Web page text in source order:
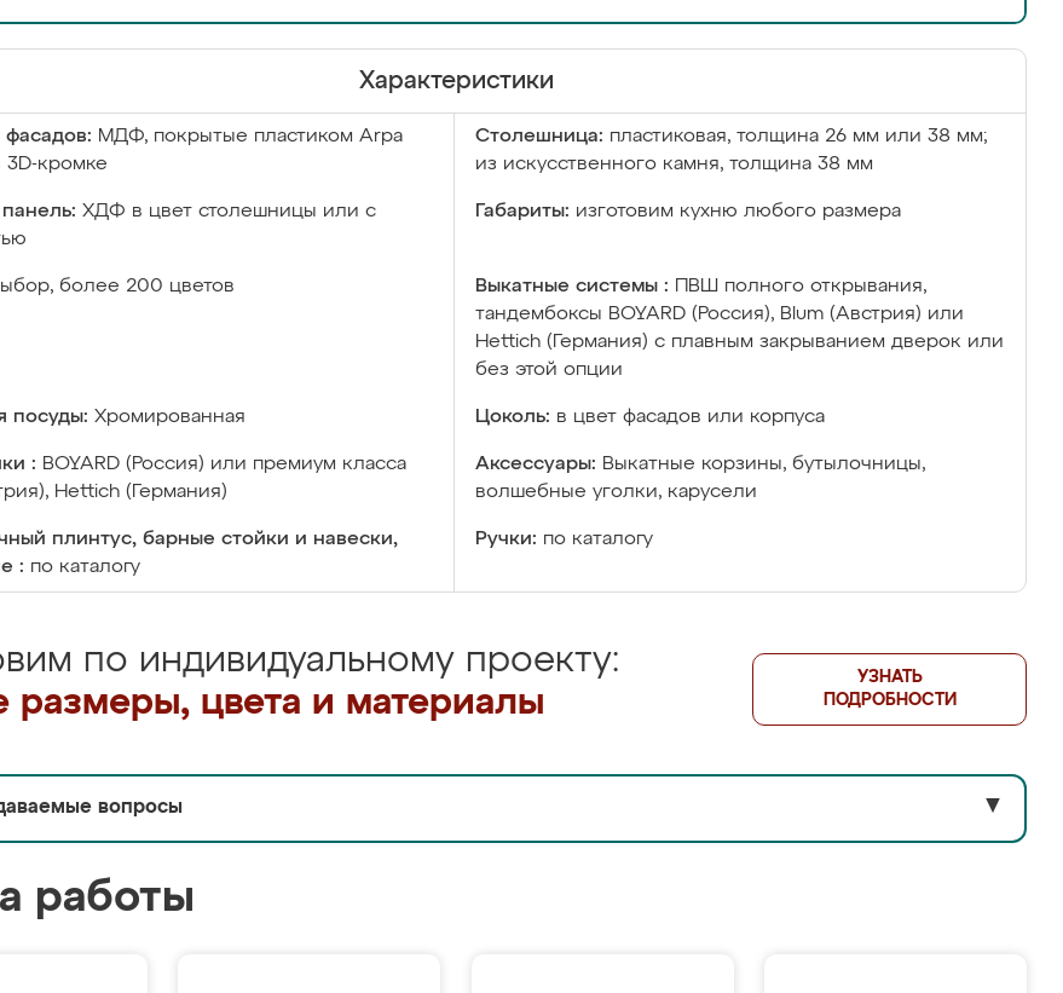
Характеристики
МДФ, покрытые пластиком Arpa
3D-кромке
Столешница: пластиковая, толщина 26 мм или 38 мм;
из искусственного камня, толщина 38 мм
ХДФ в цвет столешницы или с
Габариты: изготовим кухню любого размера
более 200 цветов Выкатные системы :
ПВШ полного открывания,
тандембоксы BOYARD (Россия), Blum (Австрия) или
Hettich (Германия) с плавным закрыванием дверок или
без этой опции
посуды: Хромированная Цоколь: в цвет фасадов или корпуса
: BOYARD (Россия) или премиум класса
Hettich (Германия)
Аксессуары: Выкатные корзины, бутылочницы,
волшебные уголки, карусели
плинтус, барные стойки и навески,
: по каталогу
Ручки: по каталогу
по индивидуальному проекту:
цвета и материалы
УЗНАТЬ
ПОДРОБНОСТИ
вопросы ▼
работы